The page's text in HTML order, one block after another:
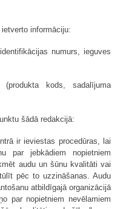
informāciju:
numurs, ieguves
kods, sadalījuma
šādā redakcijā:
ir ieviestas procedūras, lai
par jebkādiem nopietniem
audu un šūnu kvalitāti vai
pēc to uzzināšanas. Audu
atbildīgajā organizācijā
par nopietniem nevēlamiem